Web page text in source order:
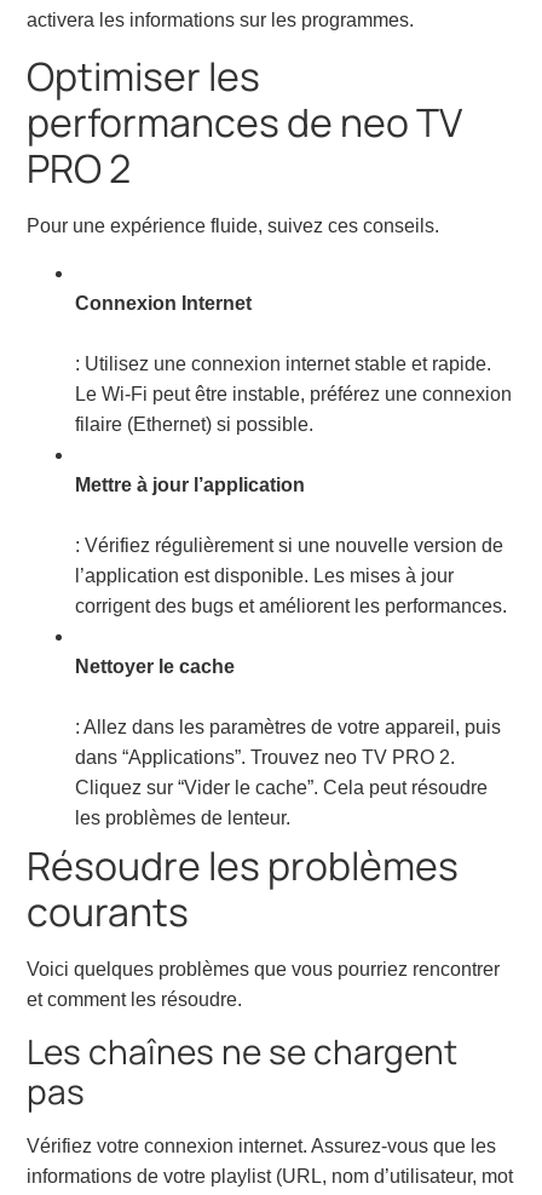
activera les informations sur les programmes.
Optimiser les
performances de neo TV
PRO 2
Pour une expérience fluide, suivez ces conseils.
Connexion Internet
: Utilisez une connexion internet stable et rapide.
Le Wi-Fi peut être instable, préférez une connexion
filaire (Ethernet) si possible.
Mettre à jour l’application
: Vérifiez régulièrement si une nouvelle version de
l’application est disponible. Les mises à jour
corrigent des bugs et améliorent les performances.
Nettoyer le cache
: Allez dans les paramètres de votre appareil, puis
dans “Applications”. Trouvez neo TV PRO 2.
Cliquez sur “Vider le cache”. Cela peut résoudre
les problèmes de lenteur.
Résoudre les problèmes
courants
Voici quelques problèmes que vous pourriez rencontrer
et comment les résoudre.
Les chaînes ne se chargent
pas
Vérifiez votre connexion internet. Assurez-vous que les
informations de votre playlist (URL, nom d’utilisateur, mot